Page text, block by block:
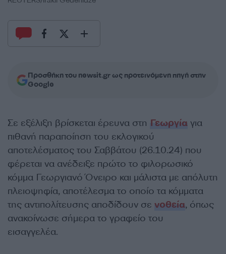
Προσθήκη του newsit.gr ως προτεινόμενη πηγή στην
Google
Σε εξέλιξη βρίσκεται έρευνα στη Γεωργία για
πιθανή παραποίηση του εκλογικού
αποτελέσματος του Σαββάτου (26.10.24) που
φέρεται να ανέδειξε πρώτο το φιλορωσικό
κόμμα Γεωργιανό Όνειρο και μάλιστα με απόλυτη
πλειοψηφία, αποτέλεσμα το οποίο τα κόμματα
της αντιπολίτευσης αποδίδουν σε νοθεία, όπως
ανακοίνωσε σήμερα το γραφείο του
εισαγγελέα.